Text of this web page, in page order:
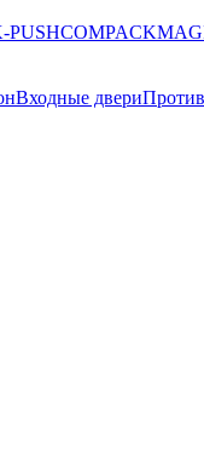
COMPACK
Входные двери